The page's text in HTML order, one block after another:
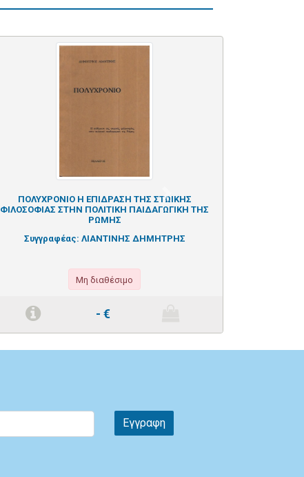
ΠΟΛΥΧΡΟΝΙΟ Η ΕΠΙΔΡΑΣΗ ΤΗΣ ΣΤΩΙΚΗΣ
ΦΙΛΟΣΟΦΙΑΣ ΣΤΗΝ ΠΟΛΙΤΙΚΗ ΠΑΙΔΑΓΩΓΙΚΗ ΤΗΣ
ΡΩΜΗΣ
Συγγραφέας: ΛΙΑΝΤΙΝΗΣ ΔΗΜΗΤΡΗΣ
Μη διαθέσιμο
- €
Next
Εγγραφη